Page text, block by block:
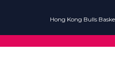
Hong Kong Bulls